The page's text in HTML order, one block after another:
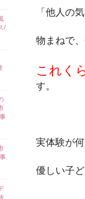
「他人の
物まねで
これく
す。
実体験が
優しい子
/